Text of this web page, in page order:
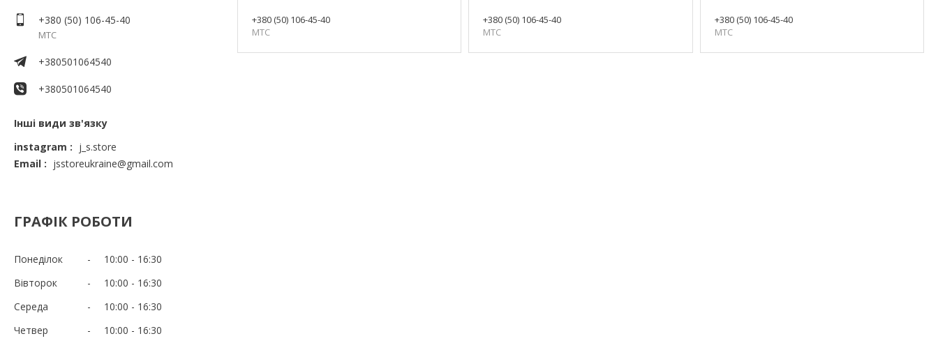
+380 (50) 106-45-40
МТС
+380501064540
+380501064540
Інші види зв'язку
instagram
j_s.store
Email
jsstoreukraine@gmail.com
ГРАФІК РОБОТИ
Понеділок 10:00
16:30
Вівторок
10:00
16:30
Середа
10:00
16:30
Четвер
10:00
16:30
+380 (50) 106-45-40
МТС
+380 (50) 106-45-40
МТС
+380 (50) 106-45-40
МТС